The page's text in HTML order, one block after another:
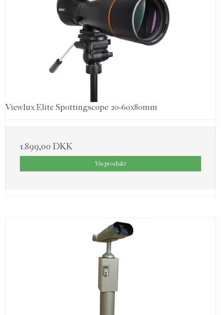
Viewlux Elite Spottingscope 20-60x80mm
1.899,00 DKK
Vis produkt